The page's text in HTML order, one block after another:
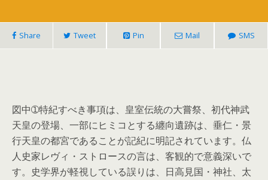
Share Tweet Pin Mail SMS
図中➀特紀すべき事項は、皇室伝統の大嘗祭、初代神武
天皇の登場、一部にヒミコとする纏向遺跡は、垂仁・景
行天皇の都宮であることが記紀に明記されています。仏
人史家レヴィ・ストロースの言は、客観的で意義深いで
す。史学界が軽視している誤りは、日高見国・神社、太